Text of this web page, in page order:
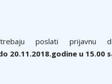
trebaju poslati prijavnu
20.11.2018.godine u 15.00